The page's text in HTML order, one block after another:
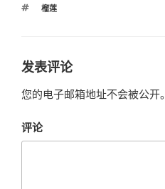
标
榴莲
发表评论
您的电子邮箱地址不会被公开。
评论